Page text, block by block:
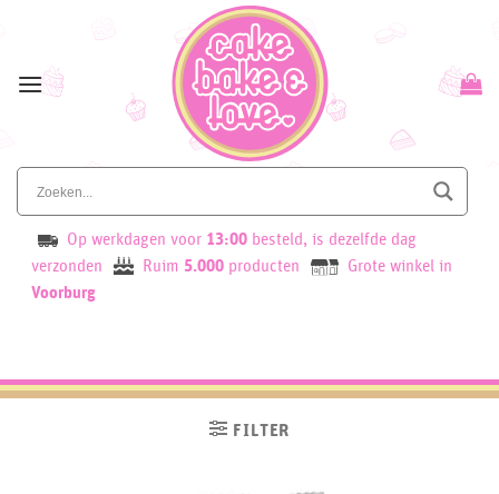
content
Op werkdagen voor 13:00 besteld, is dezelfde dag
verzonden
Ruim 5.000 producten
Grote winkel in
Voorburg
FILTER